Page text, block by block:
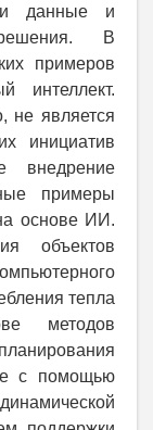
данные и
решения. В
примеров
интеллект.
не является
инициатив
внедрение
примеры
основе ИИ.
объектов
тепла
методов
с помощью